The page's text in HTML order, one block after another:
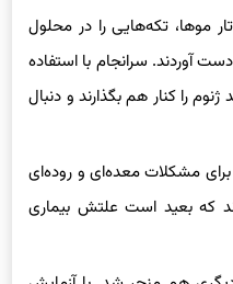
موها، تکه‌هایی را در محلول
آوردند. سرانجام با استفاده
را کنار هم بگذارند و دنبال
مشکلات معده‌ای‌ و روده‌ای
که بعید است علتش بیماری